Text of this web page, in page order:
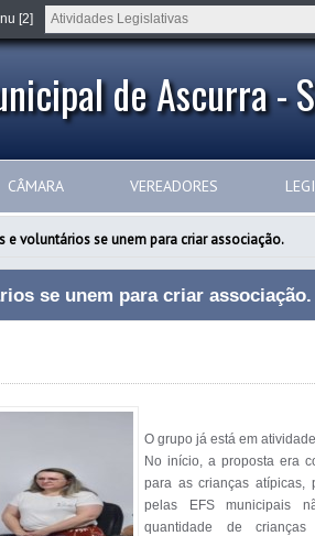
[2]
de Ascurra -
CÂMARA VEREADORES
e voluntários se unem para criar associação.
se unem para criar associação.
O grupo já está em
No início, a proposta era
para as crianças atípicas,
pelas EFS municipais
quantidade de